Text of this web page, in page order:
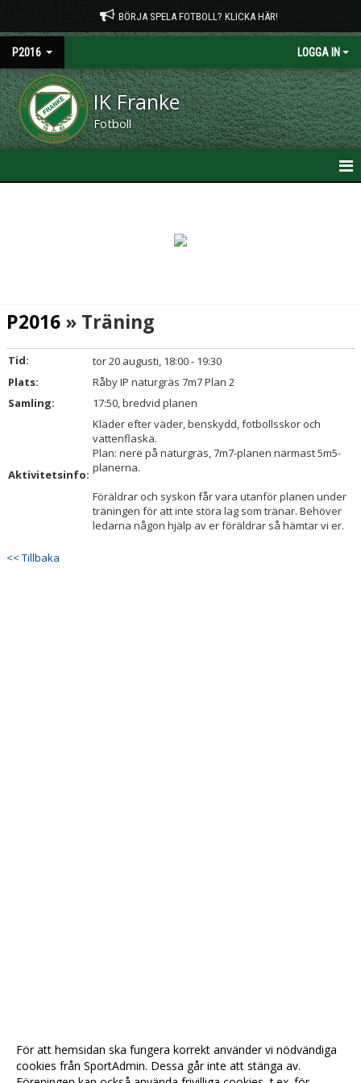
BÖRJA SPELA FOTBOLL? KLICKA HÄR!
P2016 LOGGA IN
IK Franke
Fotboll
DOKUMENT
P2016 » Träning
Tid:
tor 20 augusti, 18:00 - 19:30
Plats:
Råby IP naturgräs 7m7 Plan 2
Samling:
17:50, bredvid planen
Aktivitetsinfo:
Kläder efter väder, benskydd, fotbollsskor och
vattenflaska.
Plan: nere på naturgräs, 7m7-planen närmast 5m5-
planerna.
Föräldrar och syskon får vara utanför planen under
träningen för att inte störa lag som tränar. Behöver
ledarna någon hjälp av er föräldrar så hämtar vi er.
<< Tillbaka
För att hemsidan ska fungera korrekt använder vi nödvändiga
cookies från SportAdmin. Dessa går inte att stänga av.